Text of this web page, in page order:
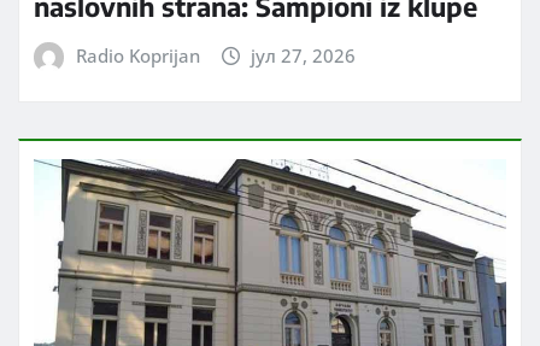
Radio Koprijan јул 27, 2026